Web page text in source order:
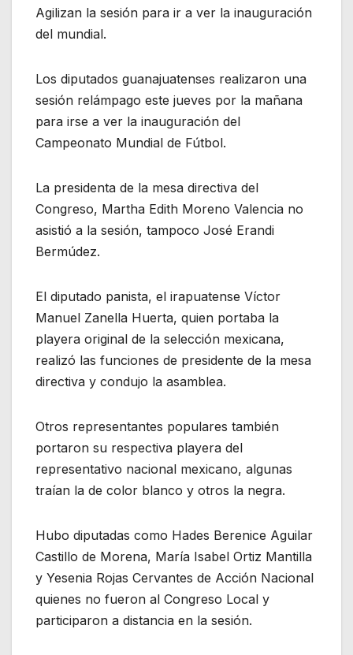
Agilizan la sesión para ir a ver la inauguración
del mundial.
Los diputados guanajuatenses realizaron una
sesión relámpago este jueves por la mañana
para irse a ver la inauguración del
Campeonato Mundial de Fútbol.
La presidenta de la mesa directiva del
Congreso, Martha Edith Moreno Valencia no
asistió a la sesión, tampoco José Erandi
Bermúdez.
El diputado panista, el irapuatense Víctor
Manuel Zanella Huerta, quien portaba la
playera original de la selección mexicana,
realizó las funciones de presidente de la mesa
directiva y condujo la asamblea.
Otros representantes populares también
portaron su respectiva playera del
representativo nacional mexicano, algunas
traían la de color blanco y otros la negra.
Hubo diputadas como Hades Berenice Aguilar
Castillo de Morena, María Isabel Ortiz Mantilla
y Yesenia Rojas Cervantes de Acción Nacional
quienes no fueron al Congreso Local y
participaron a distancia en la sesión.